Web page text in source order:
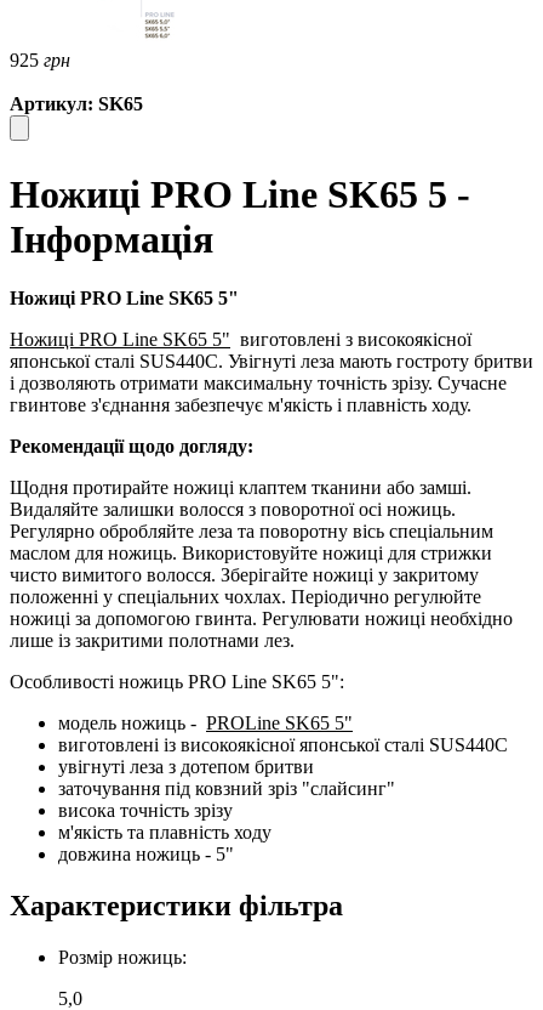
925 грн
Артикул: SK65
Ножиці PRO Line SK65 5 -
Інформація
Ножиці PRO Line SK65 5"
Ножиці PRO Line SK65 5" виготовлені з високоякісної
японської сталі SUS440C. Увігнуті леза мають гостроту бритви
і дозволяють отримати максимальну точність зрізу. Сучасне
гвинтове з'єднання забезпечує м'якість і плавність ходу.
Рекомендації щодо догляду:
Щодня протирайте ножиці клаптем тканини або замші.
Видаляйте залишки волосся з поворотної осі ножиць.
Регулярно обробляйте леза та поворотну вісь спеціальним
маслом для ножиць. Використовуйте ножиці для стрижки
чисто вимитого волосся. Зберігайте ножиці у закритому
положенні у спеціальних чохлах. Періодично регулюйте
ножиці за допомогою гвинта. Регулювати ножиці необхідно
лише із закритими полотнами лез.
Особливості ножиць PRO Line SK65 5":
модель ножиць - PROLine SK65 5"
виготовлені із високоякісної японської сталі SUS440C
увігнуті леза з дотепом бритви
заточування під ковзний зріз "слайсинг"
висока точність зрізу
м'якість та плавність ходу
довжина ножиць - 5"
Характеристики фільтра
Розмір ножиць:
5,0